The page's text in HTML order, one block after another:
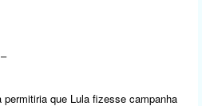
que Lula fizesse campanha